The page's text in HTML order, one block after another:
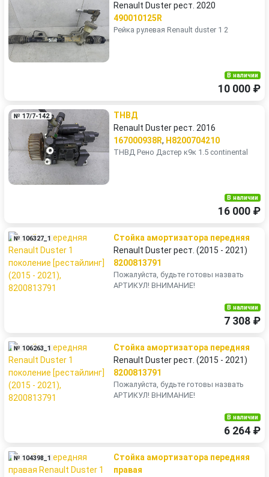
Renault Duster рест. 2020
490010125R
Рейка рулевая Renault duster 1 2
В наличии
10 000 ₽
№ 17/7-142
ТНВД
Renault Duster рест. 2016
167000938R, H8200704210
ТНВД Рено Дастер к9к 1.5 continental
В наличии
16 000 ₽
№ 106327_1
Стойка амортизатора передняя
Renault Duster рест. (2015 - 2021)
8200813791
Пожалуйста, будьте готовы назвать
АРТИКУЛ! ВНИМАНИЕ!
В наличии
7 308 ₽
№ 106263_1
Стойка амортизатора передняя
Renault Duster рест. (2015 - 2021)
8200813791
Пожалуйста, будьте готовы назвать
АРТИКУЛ! ВНИМАНИЕ!
В наличии
6 264 ₽
№ 104398_1
Стойка амортизатора передняя
правая